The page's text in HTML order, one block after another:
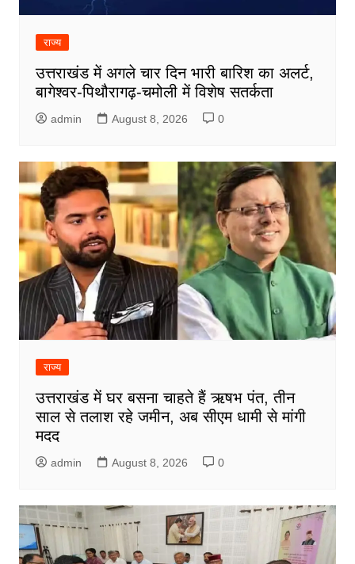
राज्य
उत्तराखंड में अगले चार दिन भारी बारिश का अलर्ट,
बागेश्वर-पिथौरागढ़-चमोली में विशेष सतर्कता
admin August 8, 2026 0
राज्य
उत्तराखंड में घर बसना चाहते हैं ऋषभ पंत, तीन
साल से तलाश रहे जमीन, अब सीएम धामी से मांगी
मदद
admin August 8, 2026 0